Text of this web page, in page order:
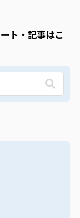
ト・記事はこ